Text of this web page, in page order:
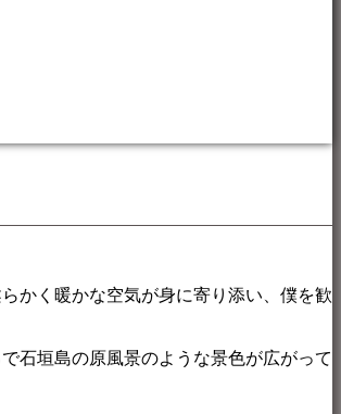
かく暖かな空気が身に寄り添い、僕を歓
石垣島の原風景のような景色が広がって